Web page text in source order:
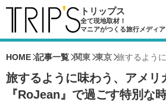
トリップス
全て現地取材！
マニアがつくる旅行メディア
HOME 記事一覧 関東 東京 旅するよう
旅するように味わう、アメリ
『RoJean』で過ごす特別な